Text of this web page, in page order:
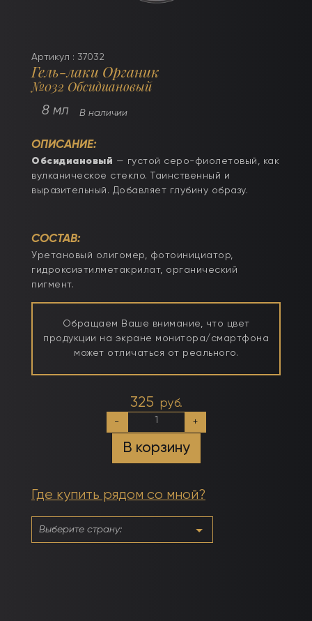
Артикул : 37032
Гель-лаки Органик
№032 Обсидиановый
8 мл В наличии
ОПИСАНИЕ:
Обсидиановый — густой серо-фиолетовый, как
вулканическое стекло. Таинственный и
выразительный. Добавляет глубину образу.
СОСТАВ:
Уретановый олигомер, фотоинициатор,
гидроксиэтилметакрилат, органический
пигмент.
Обращаем Ваше внимание, что цвет
продукции на экране монитора/смартфона
может отличаться от реального.
325 руб.
Количество
Обсидиановый
- +
В корзину
Где купить рядом со мной?